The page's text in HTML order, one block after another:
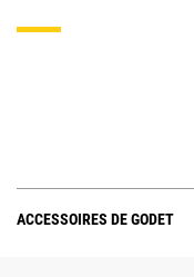
ACCESSOIRES DE GODET